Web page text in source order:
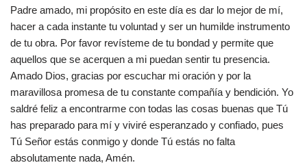
Padre amado, mi propósito en este día es dar lo mejor de mí,
hacer a cada instante tu voluntad y ser un humilde instrumento
de tu obra. Por favor revísteme de tu bondad y permite que
aquellos que se acerquen a mi puedan sentir tu presencia.
Amado Dios, gracias por escuchar mi oración y por la
maravillosa promesa de tu constante compañía y bendición. Yo
saldré feliz a encontrarme con todas las cosas buenas que Tú
has preparado para mí y viviré esperanzado y confiado, pues
Tú Señor estás conmigo y donde Tú estás no falta
absolutamente nada, Amén.